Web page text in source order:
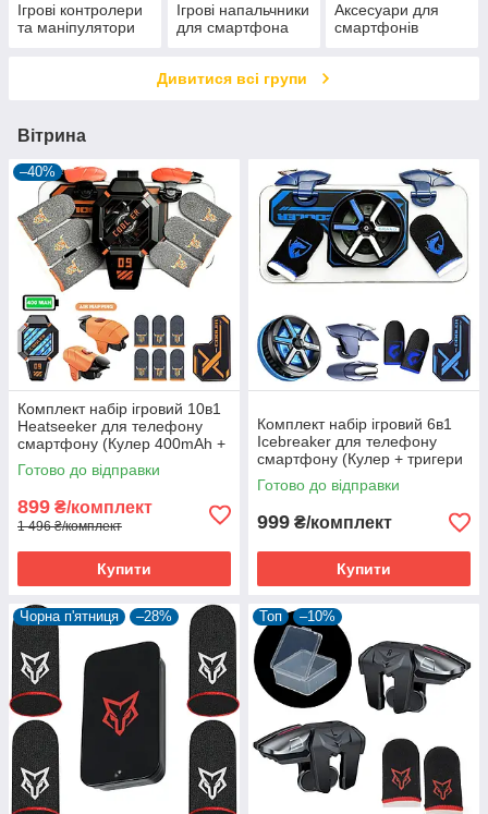
Ігрові контролери
та маніпулятори
Ігрові напальчники
для смартфона
Аксесуари для
смартфонів
Дивитися всі групи
Вітрина
–40%
Комплект набір ігровий 10в1
Heatseeker для телефону
смартфону (Кулер 400mAh +
тригери з макросом +
напальчники 6 шт. +
пластина)
Готово до відправки
899 ₴/комплект
1 496 ₴/комплект
Купити
Комплект набір ігровий 6в1
Icebreaker для телефону
смартфону (Кулер + тригери
+ напальчники 2 шт. +
пластина)
Готово до відправки
999 ₴/комплект
Купити
Чорна п'ятниця –28% Топ –10%